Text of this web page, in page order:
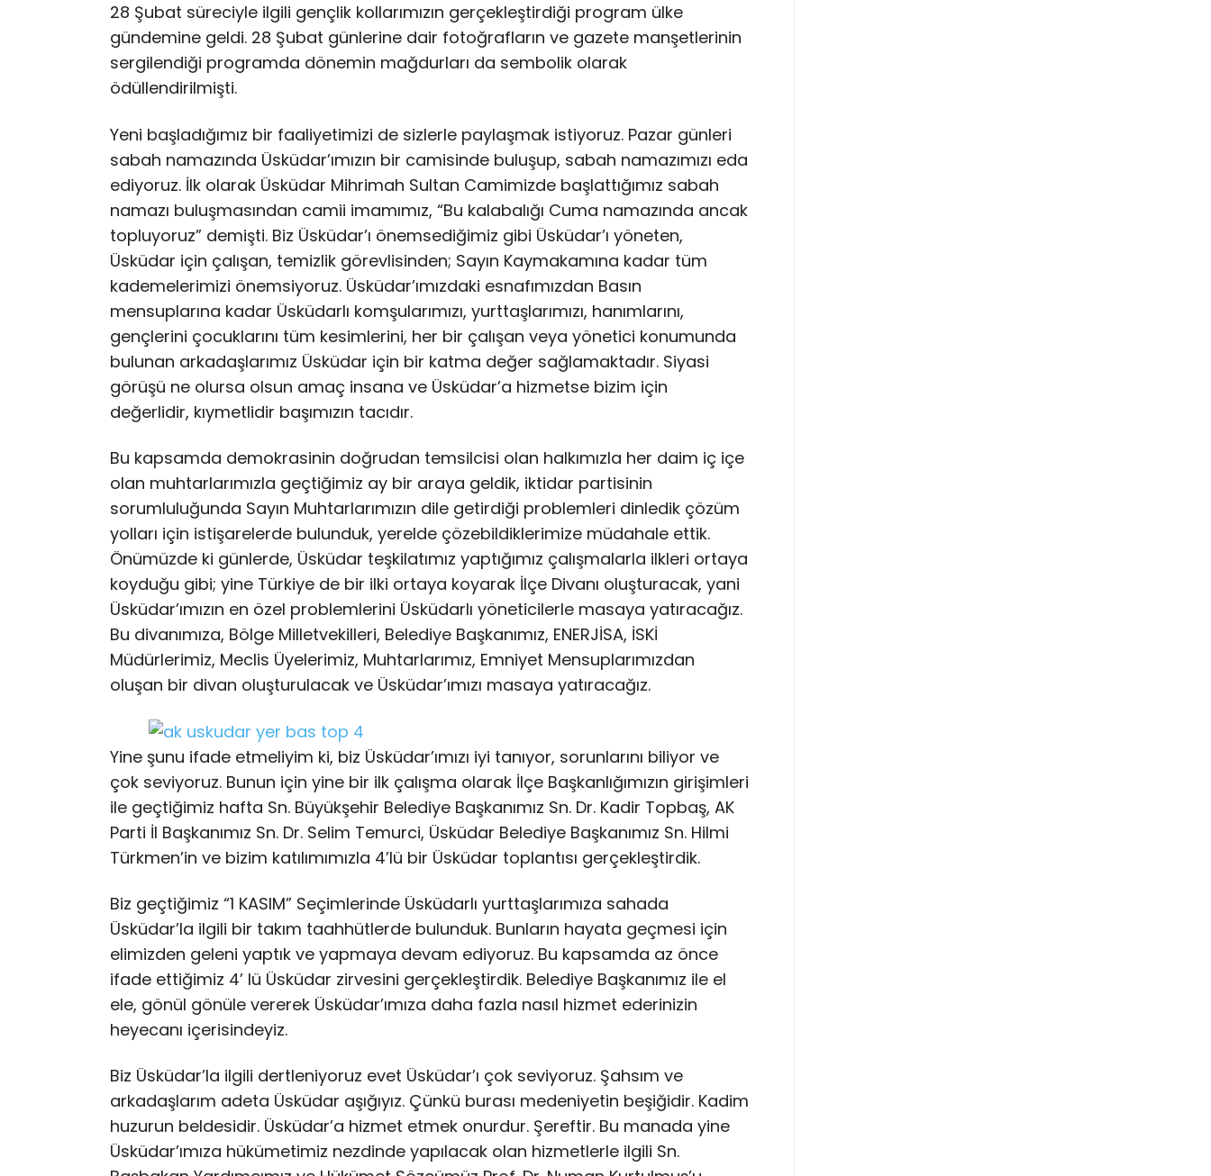
28 Şubat süreciyle ilgili gençlik kollarımızın gerçekleştirdiği program ülke
gündemine geldi. 28 Şubat günlerine dair fotoğrafların ve gazete manşetlerinin
sergilendiği programda dönemin mağdurları da sembolik olarak
ödüllendirilmişti.
Yeni başladığımız bir faaliyetimizi de sizlerle paylaşmak istiyoruz. Pazar günleri
sabah namazında Üsküdar’ımızın bir camisinde buluşup, sabah namazımızı eda
ediyoruz. İlk olarak Üsküdar Mihrimah Sultan Camimizde başlattığımız sabah
namazı buluşmasından camii imamımız, “Bu kalabalığı Cuma namazında ancak
topluyoruz” demişti. Biz Üsküdar’ı önemsediğimiz gibi Üsküdar’ı yöneten,
Üsküdar için çalışan, temizlik görevlisinden; Sayın Kaymakamına kadar tüm
kademelerimizi önemsiyoruz. Üsküdar’ımızdaki esnafımızdan Basın
mensuplarına kadar Üsküdarlı komşularımızı, yurttaşlarımızı, hanımlarını,
gençlerini çocuklarını tüm kesimlerini, her bir çalışan veya yönetici konumunda
bulunan arkadaşlarımız Üsküdar için bir katma değer sağlamaktadır. Siyasi
görüşü ne olursa olsun amaç insana ve Üsküdar’a hizmetse bizim için
değerlidir, kıymetlidir başımızın tacıdır.
Bu kapsamda demokrasinin doğrudan temsilcisi olan halkımızla her daim iç içe
olan muhtarlarımızla geçtiğimiz ay bir araya geldik, iktidar partisinin
sorumluluğunda Sayın Muhtarlarımızın dile getirdiği problemleri dinledik çözüm
yolları için istişarelerde bulunduk, yerelde çözebildiklerimize müdahale ettik.
Önümüzde ki günlerde, Üsküdar teşkilatımız yaptığımız çalışmalarla ilkleri ortaya
koyduğu gibi; yine Türkiye de bir ilki ortaya koyarak İlçe Divanı oluşturacak, yani
Üsküdar’ımızın en özel problemlerini Üsküdarlı yöneticilerle masaya yatıracağız.
Bu divanımıza, Bölge Milletvekilleri, Belediye Başkanımız, ENERJİSA, İSKİ
Müdürlerimiz, Meclis Üyelerimiz, Muhtarlarımız, Emniyet Mensuplarımızdan
oluşan bir divan oluşturulacak ve Üsküdar’ımızı masaya yatıracağız.
Yine şunu ifade etmeliyim ki, biz Üsküdar’ımızı iyi tanıyor, sorunlarını biliyor ve
çok seviyoruz. Bunun için yine bir ilk çalışma olarak İlçe Başkanlığımızın girişimleri
ile geçtiğimiz hafta Sn. Büyükşehir Belediye Başkanımız Sn. Dr. Kadir Topbaş, AK
Parti İl Başkanımız Sn. Dr. Selim Temurci, Üsküdar Belediye Başkanımız Sn. Hilmi
Türkmen’in ve bizim katılımımızla 4’lü bir Üsküdar toplantısı gerçekleştirdik.
Biz geçtiğimiz “1 KASIM” Seçimlerinde Üsküdarlı yurttaşlarımıza sahada
Üsküdar’la ilgili bir takım taahhütlerde bulunduk. Bunların hayata geçmesi için
elimizden geleni yaptık ve yapmaya devam ediyoruz. Bu kapsamda az önce
ifade ettiğimiz 4’ lü Üsküdar zirvesini gerçekleştirdik. Belediye Başkanımız ile el
ele, gönül gönüle vererek Üsküdar’ımıza daha fazla nasıl hizmet ederinizin
heyecanı içerisindeyiz.
Biz Üsküdar’la ilgili dertleniyoruz evet Üsküdar’ı çok seviyoruz. Şahsım ve
arkadaşlarım adeta Üsküdar aşığıyız. Çünkü burası medeniyetin beşiğidir. Kadim
huzurun beldesidir. Üsküdar’a hizmet etmek onurdur. Şereftir. Bu manada yine
Üsküdar’ımıza hükümetimiz nezdinde yapılacak olan hizmetlerle ilgili Sn.